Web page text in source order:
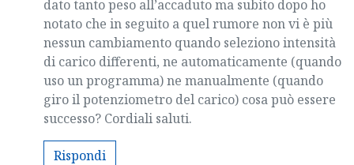
dato tanto peso all’accaduto ma subito dopo ho
notato che in seguito a quel rumore non vi è più
nessun cambiamento quando seleziono intensità
di carico differenti, ne automaticamente (quando
uso un programma) ne manualmente (quando
giro il potenziometro del carico) cosa può essere
successo? Cordiali saluti.
Rispondi